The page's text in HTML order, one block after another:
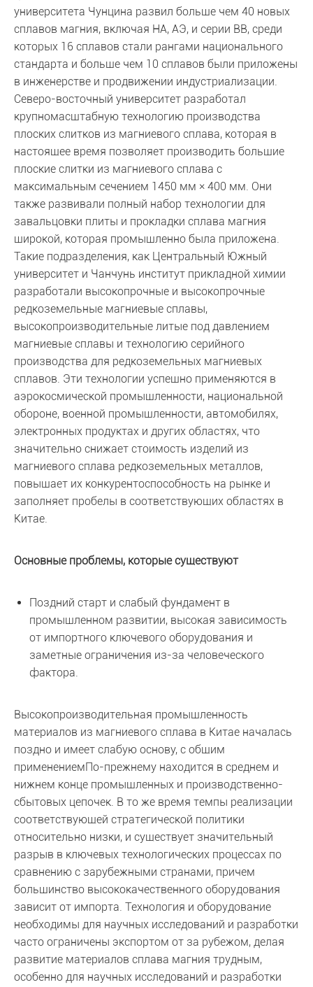
университета Чунцина развил больше чем 40 новых
сплавов магния, включая НА, АЭ, и серии ВВ, среди
которых 16 сплавов стали рангами национального
стандарта и больше чем 10 сплавов были приложены
в инженерстве и продвижении индустриализации.
Северо-восточный университет разработал
крупномасштабную технологию производства
плоских слитков из магниевого сплава, которая в
настоящее время позволяет производить большие
плоские слитки из магниевого сплава с
максимальным сечением 1450 мм × 400 мм. Они
также развивали полный набор технологии для
завальцовки плиты и прокладки сплава магния
широкой, которая промышленно была приложена.
Такие подразделения, как Центральный Южный
университет и Чанчунь институт прикладной химии
разработали высокопрочные и высокопрочные
редкоземельные магниевые сплавы,
высокопроизводительные литые под давлением
магниевые сплавы и технологию серийного
производства для редкоземельных магниевых
сплавов. Эти технологии успешно применяются в
аэрокосмической промышленности, национальной
обороне, военной промышленности, автомобилях,
электронных продуктах и других областях, что
значительно снижает стоимость изделий из
магниевого сплава редкоземельных металлов,
повышает их конкурентоспособность на рынке и
заполняет пробелы в соответствующих областях в
Китае.
Основные проблемы, которые существуют
Поздний старт и слабый фундамент в
промышленном развитии, высокая зависимость
от импортного ключевого оборудования и
заметные ограничения из-за человеческого
фактора.
Высокопроизводительная промышленность
материалов из магниевого сплава в Китае началась
поздно и имеет слабую основу, с общим
применениемПо-прежнему находится в среднем и
нижнем конце промышленных и производственно-
сбытовых цепочек. В то же время темпы реализации
соответствующей стратегической политики
относительно низки, и существует значительный
разрыв в ключевых технологических процессах по
сравнению с зарубежными странами, причем
большинство высококачественного оборудования
зависит от импорта. Технология и оборудование
необходимы для научных исследований и разработки
часто ограничены экспортом от за рубежом, делая
развитие материалов сплава магния трудным,
особенно для научных исследований и разработки